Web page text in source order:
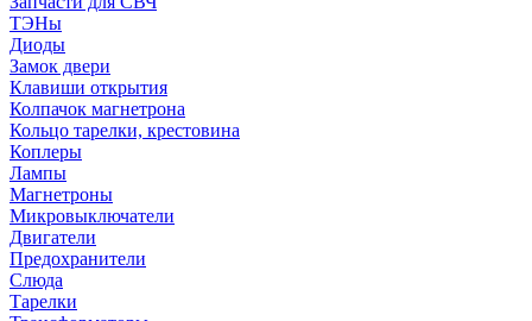
ТЭНы
Диоды
Замок двери
Клавиши открытия
Колпачок магнетрона
Кольцо тарелки, крестовина
Коплеры
Лампы
Магнетроны
Микровыключатели
Двигатели
Предохранители
Слюда
Тарелки